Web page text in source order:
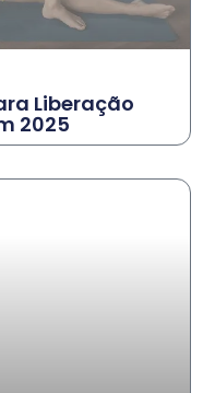
Liberação
2025